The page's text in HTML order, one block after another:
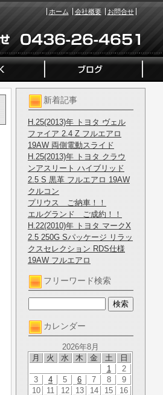
ホーム 会社概要 お問合せ
新着記事
H.25(2013)年 トヨタ ヴェル
ファイア 2.4 Z フルエアロ
19AW 両側電動スライド
H.25(2013)年 トヨタ クラウ
ンアスリート ハイブリッド
2.5 S 黒革 フルエアロ 19AW
クルコン
プリウス ご納車！！
エルグランド ご成約！！
H.22(2010)年 トヨタ マークX
2.5 250G Sパッケージ リラッ
クスセレクション RDS仕様
19AW フルエアロ
フリーワード検索
カレンダー
2026年8月
月
火 水 木 金 土 日
1
2
3
4 5 6 7 8
9
10
11 12 13 14 15
16